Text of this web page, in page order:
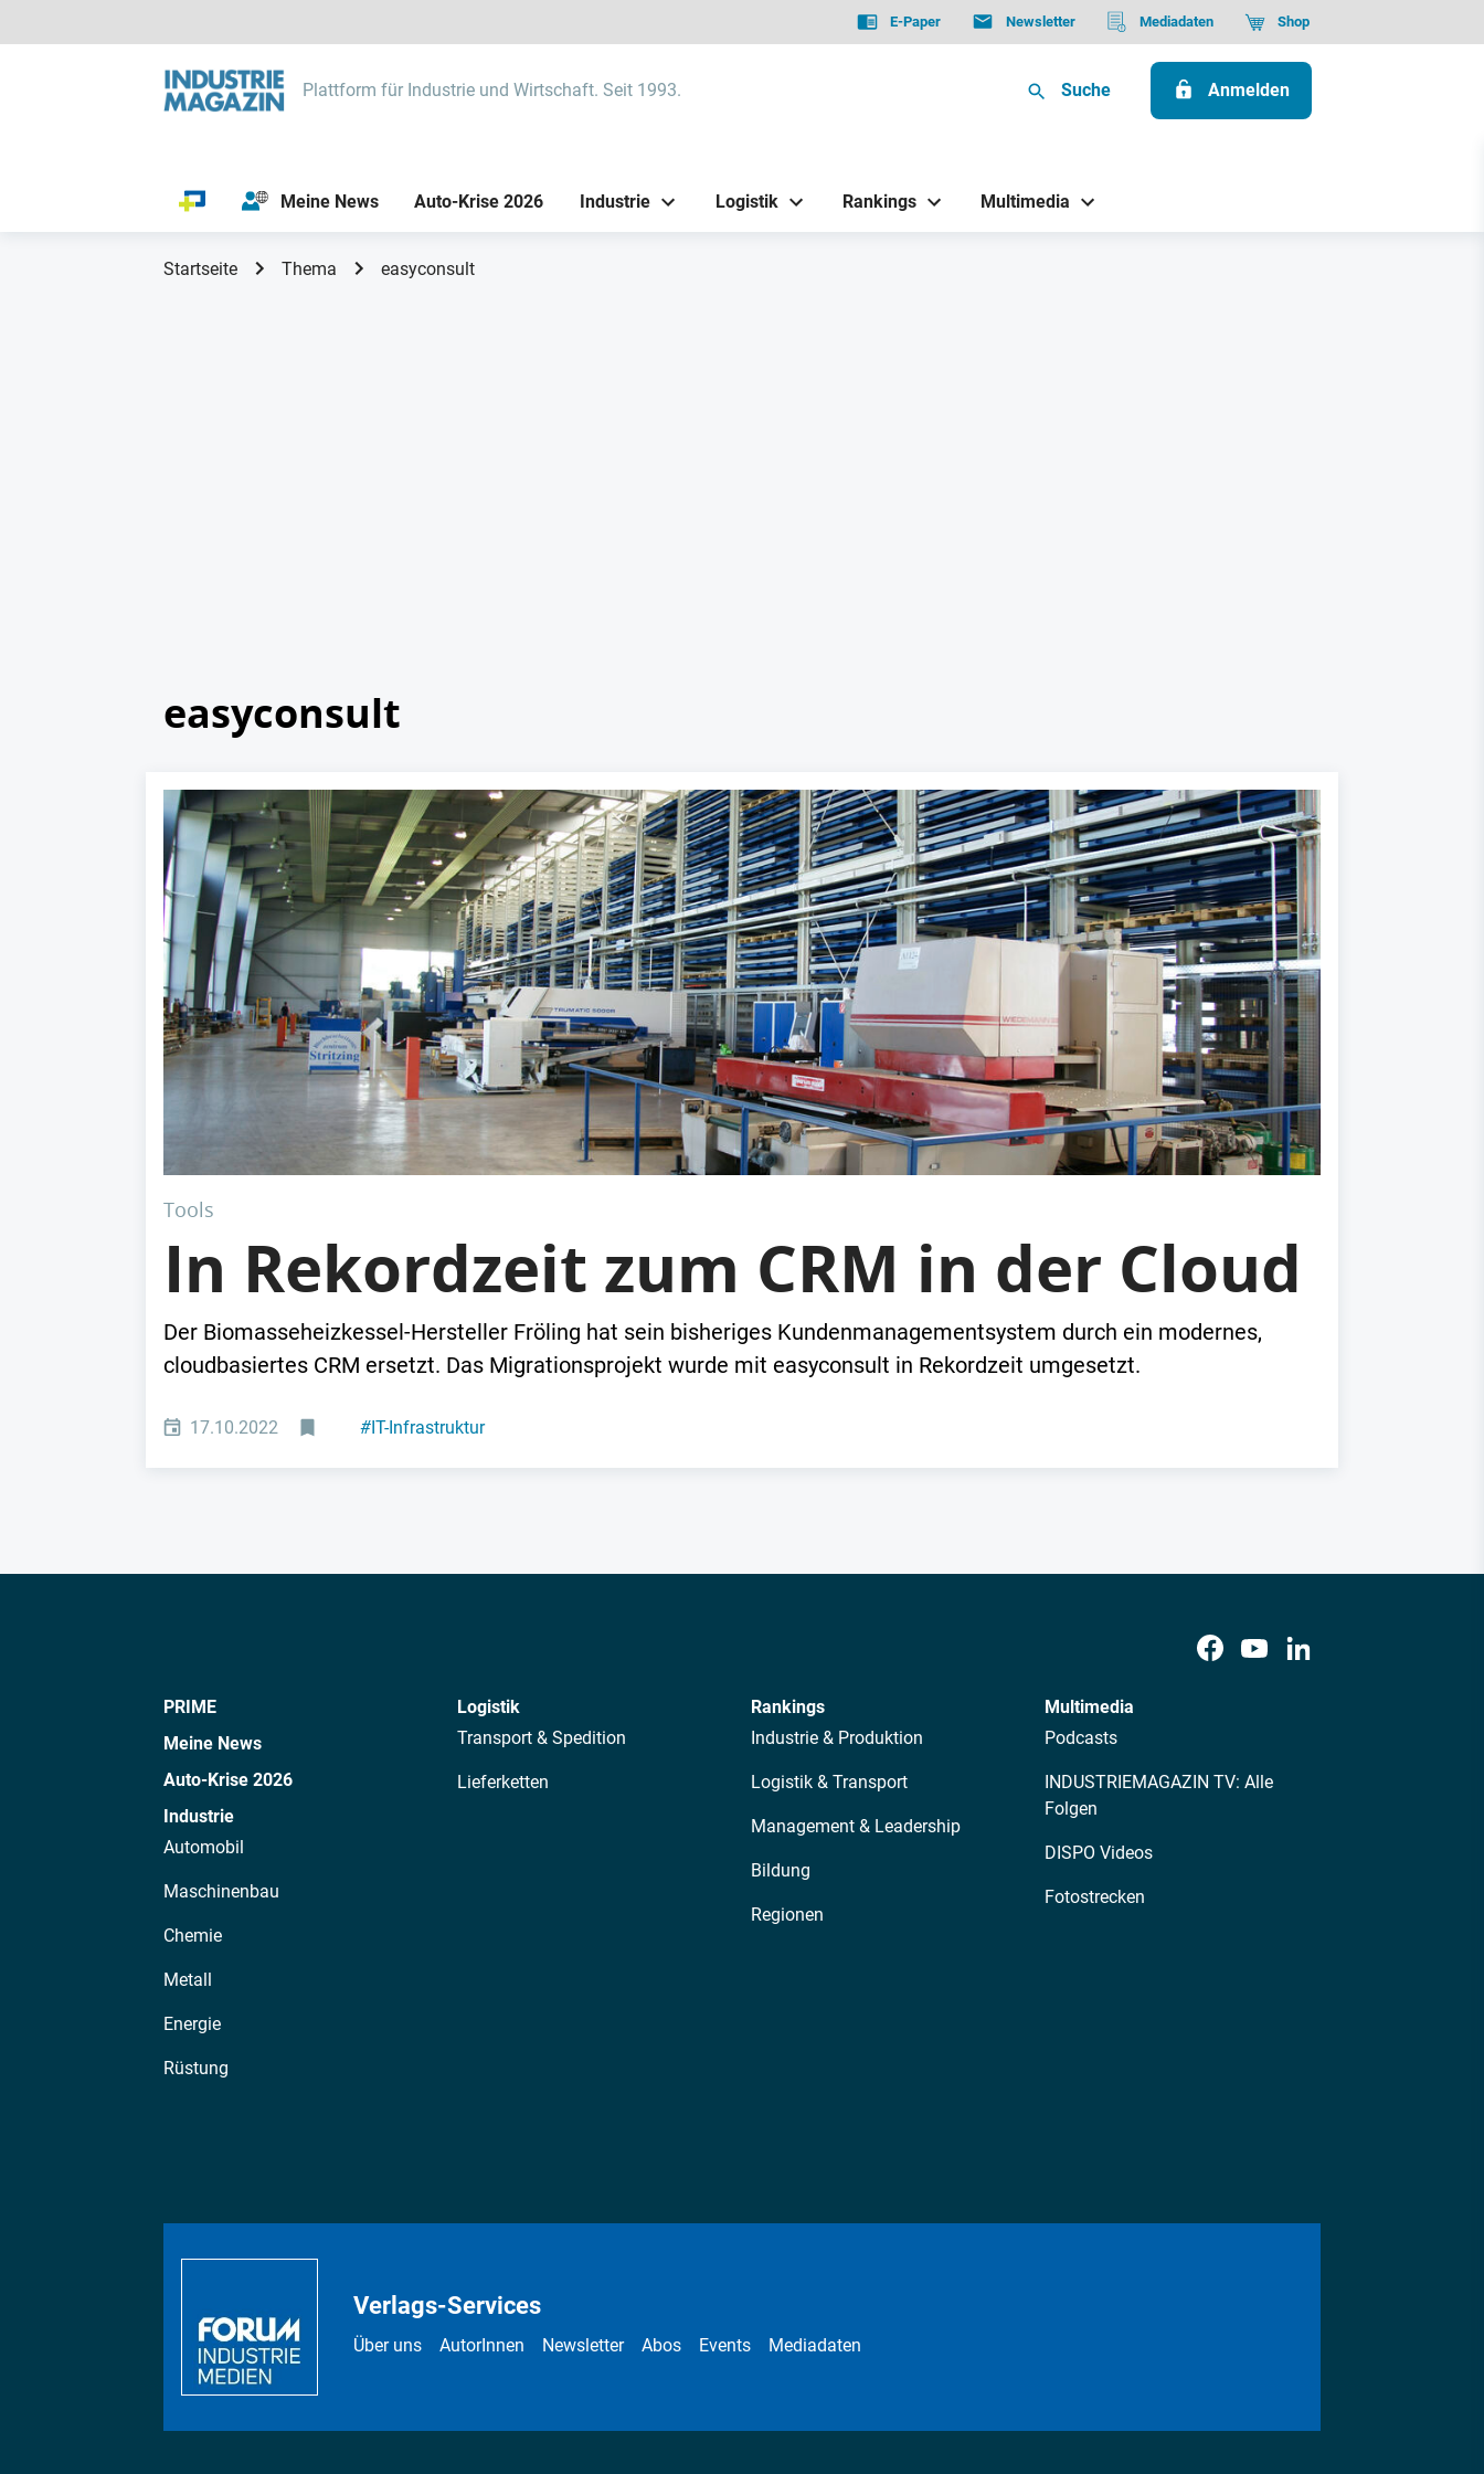
E-Paper Newsletter Mediadaten Shop
Plattform für Industrie und Wirtschaft. Seit 1993. Suche Anmelden
Meine News Auto-Krise 2026 Industrie Logistik Rankings Multimedia
Startseite Thema easyconsult
easyconsult
Tools
In Rekordzeit zum CRM in der Cloud
Der Biomasseheizkessel-Hersteller Fröling hat sein bisheriges Kundenmanagementsystem durch ein modernes,
cloudbasiertes CRM ersetzt. Das Migrationsprojekt wurde mit easyconsult in Rekordzeit umgesetzt.
17.10.2022 #IT-Infrastruktur
PRIME
Meine News
Auto-Krise 2026
Industrie
Automobil
Maschinenbau
Chemie
Metall
Energie
Rüstung
Logistik
Transport & Spedition
Lieferketten
Rankings
Industrie & Produktion
Logistik & Transport
Management & Leadership
Bildung
Regionen
Multimedia
Podcasts
INDUSTRIEMAGAZIN TV: Alle
Folgen
DISPO Videos
Fotostrecken
Verlags-Services
Über uns AutorInnen Newsletter Abos Events Mediadaten